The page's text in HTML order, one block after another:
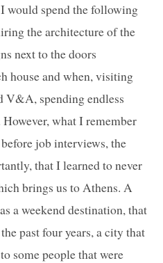
would spend the following
the architecture of the
next to the doors
house and when, visiting
V&A, spending endless
what I remember
job interviews, the
that I learned to never
brings us to Athens. A
a weekend destination, that
past four years, a city that
some people that were